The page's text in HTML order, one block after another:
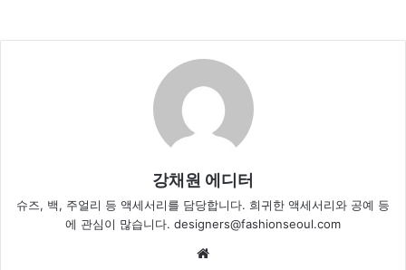
강채원 에디터
슈즈, 백, 주얼리 등 액세서리를 담당합니다. 희귀한 액세서리와 공예 등
에 관심이 많습니다. designers@fashionseoul.com